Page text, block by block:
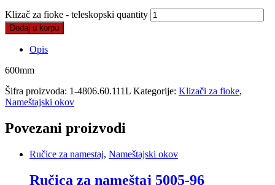
Klizač za fioke - teleskopski quantity
Dodaj u korpu
Opis
600mm
Šifra proizvoda: 1-4806.60.111L Kategorije: Klizači za fioke,
Nameštajski okov
Povezani proizvodi
Ručice za namestaj, Nameštajski okov
Ručica za nameštaj 5005-96